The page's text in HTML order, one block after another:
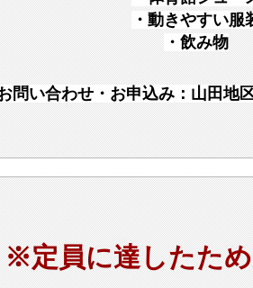
・動きやすい服
・飲み物
問い合わせ・お申込み：山田地
※定員に達したた